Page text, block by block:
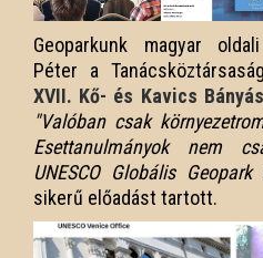
Geoparkunk magyar
Péter a
XVII. Kő- és Kavics
"Valóban csak
Esettanulmányok nem
UNESCO Globális Geopark
sikerű előadást tartott.